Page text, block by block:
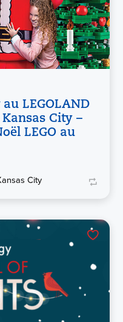
LEGOLAND
City –
LEGO au
City